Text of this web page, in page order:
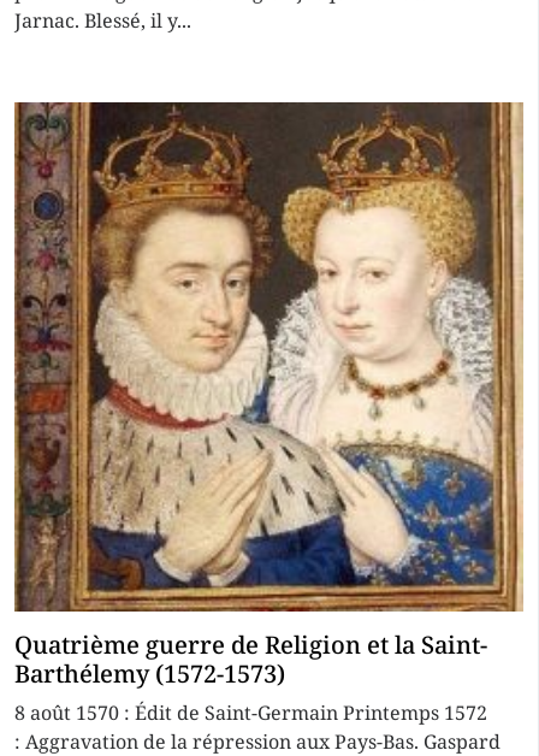
Jarnac. Blessé, il y...
Quatrième guerre de Religion et la Saint-
Barthélemy (1572-1573)
8 août 1570 : Édit de Saint-Germain Printemps 1572
: Aggravation de la répression aux Pays-Bas. Gaspard